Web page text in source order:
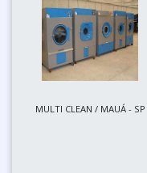
MULTI CLEAN / MAUÁ - SP